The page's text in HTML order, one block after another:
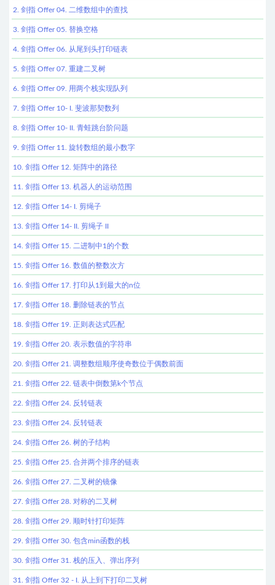
2. 剑指 Offer 04. 二维数组中的查找
3. 剑指 Offer 05. 替换空格
4. 剑指 Offer 06. 从尾到头打印链表
5. 剑指 Offer 07. 重建二叉树
6. 剑指 Offer 09. 用两个栈实现队列
7. 剑指 Offer 10- I. 斐波那契数列
8. 剑指 Offer 10- II. 青蛙跳台阶问题
9. 剑指 Offer 11. 旋转数组的最小数字
10. 剑指 Offer 12. 矩阵中的路径
11. 剑指 Offer 13. 机器人的运动范围
12. 剑指 Offer 14- I. 剪绳子
13. 剑指 Offer 14- II. 剪绳子 II
14. 剑指 Offer 15. 二进制中1的个数
15. 剑指 Offer 16. 数值的整数次方
16. 剑指 Offer 17. 打印从1到最大的n位
17. 剑指 Offer 18. 删除链表的节点
18. 剑指 Offer 19. 正则表达式匹配
19. 剑指 Offer 20. 表示数值的字符串
20. 剑指 Offer 21. 调整数组顺序使奇数位于偶数前面
21. 剑指 Offer 22. 链表中倒数第k个节点
22. 剑指 Offer 24. 反转链表
23. 剑指 Offer 24. 反转链表
24. 剑指 Offer 26. 树的子结构
25. 剑指 Offer 25. 合并两个排序的链表
26. 剑指 Offer 27. 二叉树的镜像
27. 剑指 Offer 28. 对称的二叉树
28. 剑指 Offer 29. 顺时针打印矩阵
29. 剑指 Offer 30. 包含min函数的栈
30. 剑指 Offer 31. 栈的压入、弹出序列
31. 剑指 Offer 32 - I. 从上到下打印二叉树